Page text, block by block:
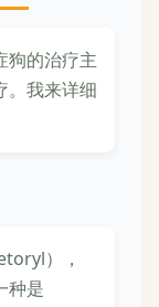
狗的治疗主
。我来详细
），
种是